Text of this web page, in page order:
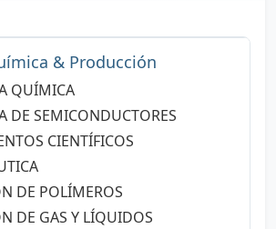
& Producción
QUÍMICA
DE SEMICONDUCTORES
CIENTÍFICOS
DE POLÍMEROS
DE GAS Y LÍQUIDOS